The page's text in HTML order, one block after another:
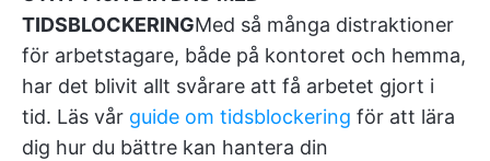
TIDSBLOCKERINGMed så många distraktioner
för arbetstagare, både på kontoret och hemma,
har det blivit allt svårare att få arbetet gjort i
tid. Läs vår guide om tidsblockering för att lära
dig hur du bättre kan hantera din